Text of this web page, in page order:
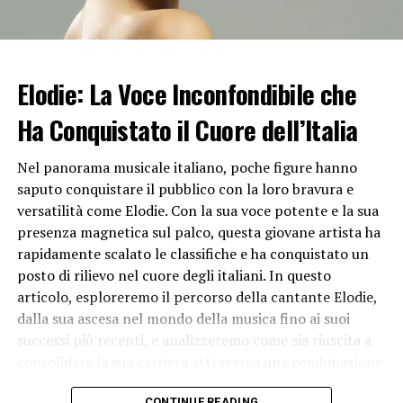
Il successo con “Il diavolo veste Prada”
Nel 2005 Anne Hathaway lasciò definitivamente il
mondo fiabesco dellaDisney, e approdò neI segreti di
Brokeback Mountain. In quell’anno, conobbe sul set
l’attore Jake Gyllehal, con il quale recitò nella commedia
sentimentaleAmore e altri rimedi. Nel 2006 raggiunse
l’apice del successo grazie al suo ruolo di tirocinante
impacciata neIl Diavolo veste Prada, accanto
all’attriceMeryl Streep, nel ruolo del capo della rivista
Vogue. In quell’anno, Anne interpretò anche ruoli più
impegnativi, tra cui la grande scrittrice Jane Austen in
Becoming Jane.
Elodie: La Voce Inconfondibile che
Ha Conquistato il Cuore dell’Italia
Nel panorama musicale italiano, poche figure hanno
saputo conquistare il pubblico con la loro bravura e
versatilità come Elodie. Con la sua voce potente e la sua
presenza magnetica sul palco, questa giovane artista ha
rapidamente scalato le classifiche e ha conquistato un
posto di rilievo nel cuore degli italiani. In questo
articolo, esploreremo il percorso della cantante Elodie,
dalla sua ascesa nel mondo della musica fino ai suoi
successi più recenti, e analizzeremo come sia riuscita a
di talento, impegno e autenticità.